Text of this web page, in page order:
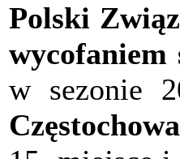
Polski
wycofaniem
w sezonie
Częstochowa